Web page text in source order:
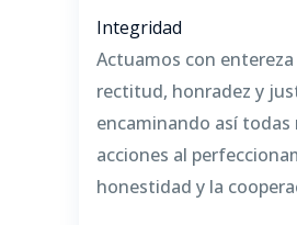
Integridad
Actuamos con
rectitud, honradez y
encaminando así todas
acciones al
honestidad y la